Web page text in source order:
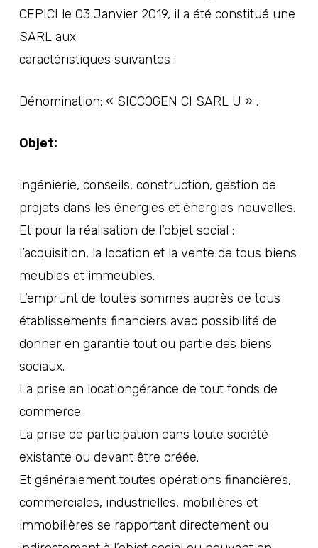
CEPICI le 03 Janvier 2019, il a été constitué une
SARL aux
caractéristiques suivantes :
Dénomination: « SICCOGEN CI SARL U » .
Objet:
ingénierie, conseils, construction, gestion de
projets dans les énergies et énergies nouvelles.
Et pour la réalisation de l’objet social :
l’acquisition, la location et la vente de tous biens
meubles et immeubles.
L’emprunt de toutes sommes auprès de tous
établissements financiers avec possibilité de
donner en garantie tout ou partie des biens
sociaux.
La prise en locationgérance de tout fonds de
commerce.
La prise de participation dans toute société
existante ou devant être créée.
Et généralement toutes opérations financières,
commerciales, industrielles, mobilières et
immobilières se rapportant directement ou